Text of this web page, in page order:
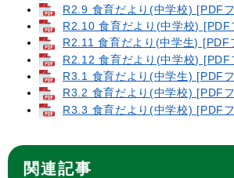
R2.9 食育だより(中学校) [PDF
R2.10 食育だより(中学校) [PDF
R2.11 食育だより(中学生) [PDF
R2.12 食育だより(中学校) [PDF
R3.1 食育だより(中学生) [PDF
R3.2 食育だより(中学校) [PDF
R3.3 食育だより(中学校) [PDF
関連記事